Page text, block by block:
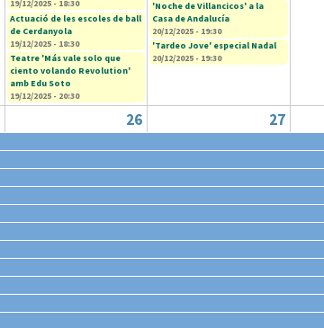
19/12/2025 - 18:30
Actuació de les escoles de ball
de Cerdanyola
19/12/2025 - 18:30
Teatre 'Más vale solo que
ciento volando Revolution'
amb Edu Soto
19/12/2025 - 20:30
'Noche de Villancicos' a la
Casa de Andalucía
20/12/2025 - 19:30
'Tardeo Jove' especial Nadal
20/12/2025 - 19:30
26 27